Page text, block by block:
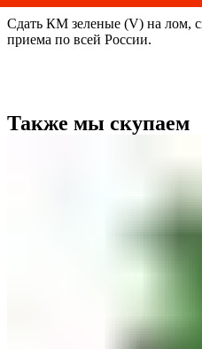
Сдать КМ зеленые (V) на лом,
приема по всей России.
Также мы скупаем